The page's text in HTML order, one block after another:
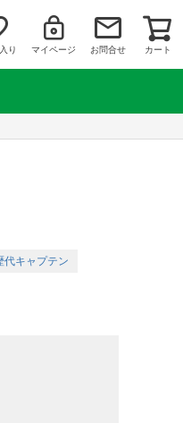
り マイページ お問合せ カート
代キャプテン